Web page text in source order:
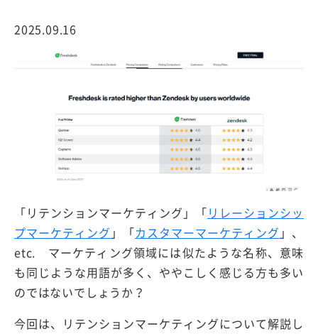
2025.09.16
「リテンションマーケティング」「リレーションシッ
プマーケティング 」「カスタマーマーケティング 」、
etc. マーケティング領域には似たような名称、意味
も同じような用語が多く、ややこしく感じる方も多い
のではないでしょうか？
今回は、リテンションマーケティングについて解説し